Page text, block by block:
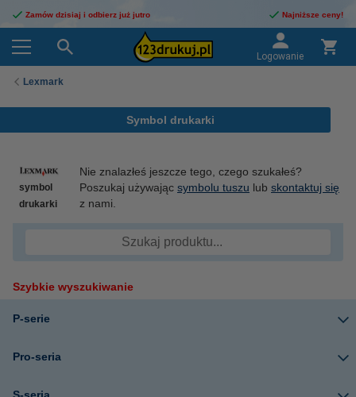
Zamów dzisiaj i odbierz już jutro Najniższe ceny!
Logowanie
Lexmark
Symbol drukarki
symbol
drukarki
Nie znalazłeś jeszcze tego, czego szukałeś?
Poszukaj używając symbolu tuszu lub skontaktuj się
z nami.
Szybkie wyszukiwanie
P-serie
Pro-seria